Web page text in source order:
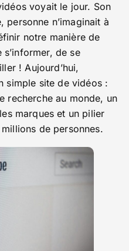
voyait le jour. Son
personne n’imaginait à
notre manière de
de se
! Aujourd’hui,
simple site de vidéos :
recherche au monde, un
marques et un pilier
de personnes.